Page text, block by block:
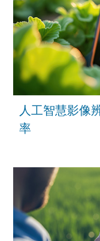
人工智慧影像
率